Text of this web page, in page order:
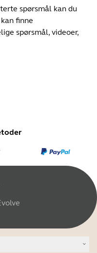
spørsmål kan du
finne
spørsmål, videoer,